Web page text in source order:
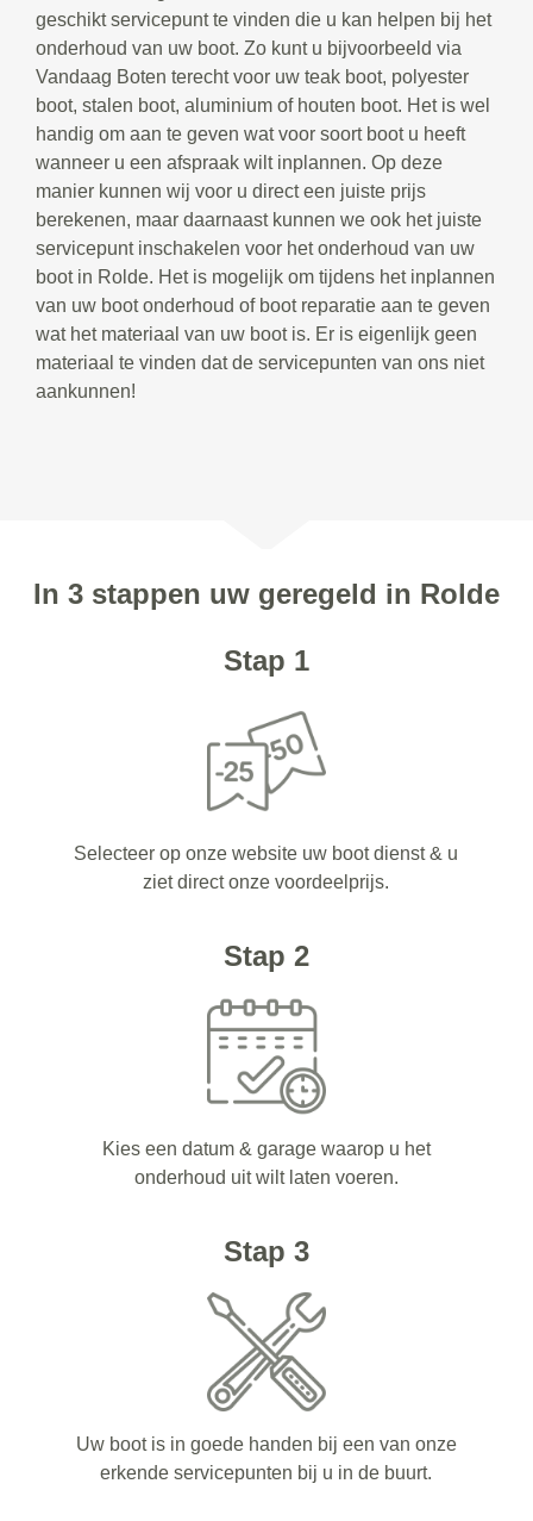
geschikt servicepunt te vinden die u kan helpen bij het
onderhoud van uw boot. Zo kunt u bijvoorbeeld via
Vandaag Boten terecht voor uw teak boot, polyester
boot, stalen boot, aluminium of houten boot. Het is wel
handig om aan te geven wat voor soort boot u heeft
wanneer u een afspraak wilt inplannen. Op deze
manier kunnen wij voor u direct een juiste prijs
berekenen, maar daarnaast kunnen we ook het juiste
servicepunt inschakelen voor het onderhoud van uw
boot in Rolde. Het is mogelijk om tijdens het inplannen
van uw boot onderhoud of boot reparatie aan te geven
wat het materiaal van uw boot is. Er is eigenlijk geen
materiaal te vinden dat de servicepunten van ons niet
aankunnen!
In 3 stappen uw geregeld in Rolde
Stap 1
Selecteer op onze website uw boot dienst & u
ziet direct onze voordeelprijs.
Stap 2
Kies een datum & garage waarop u het
onderhoud uit wilt laten voeren.
Stap 3
Uw boot is in goede handen bij een van onze
erkende servicepunten bij u in de buurt.